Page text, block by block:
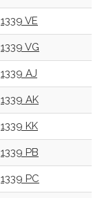
1339 VE
1339 VG
1339 AJ
1339 AK
1339 KK
1339 PB
1339 PC